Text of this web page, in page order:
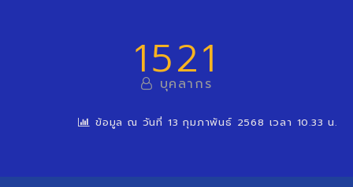
1521
บุคลากร
ข้อมูล ณ วันที่ 13 กุมภาพันธ์ 2568 เวลา 10.33 น.